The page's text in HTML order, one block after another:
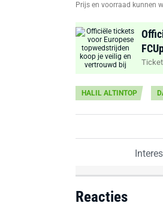
Prijs en voorraad kunnen
HALIL ALTINTOP
Reacties